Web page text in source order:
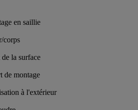
en saillie
corps
la surface
de montage
à l'extérieur